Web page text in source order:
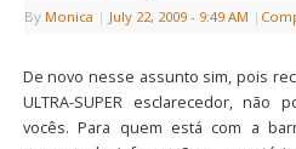
By Monica | July 22, 2009 - 9:49 AM |
De novo nesse assunto sim, pois
ULTRA-SUPER esclarecedor,
vocês. Para quem está com a